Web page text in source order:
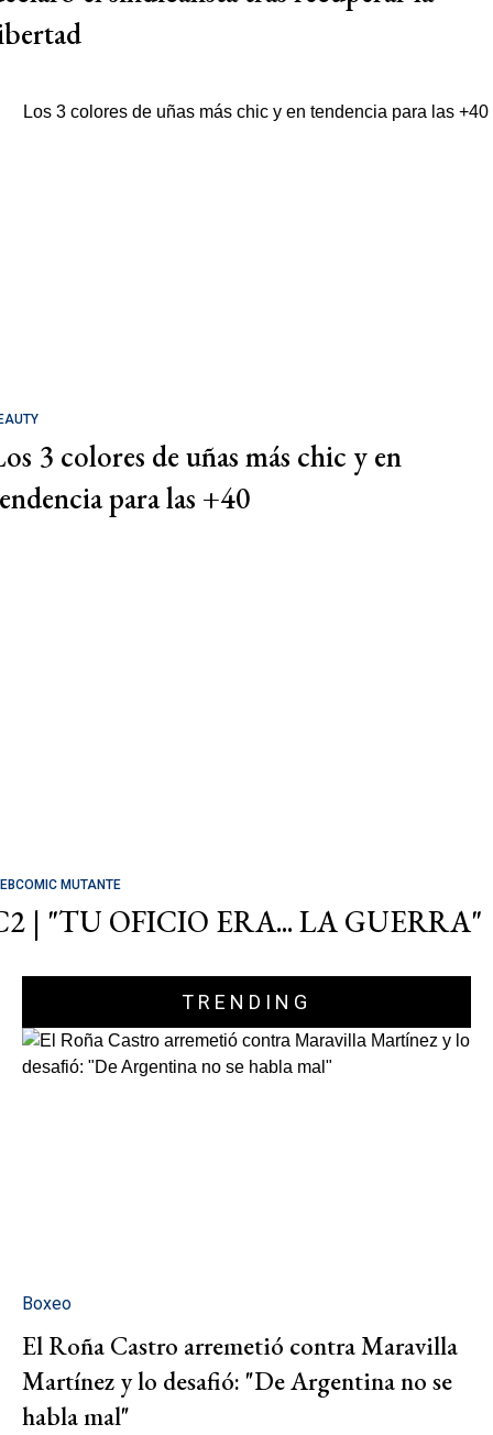
3 colores de uñas más chic y en
para las +40
MUTANTE
| "TU OFICIO ERA... LA GUERRA"
TRENDING
Boxeo
El Roña Castro arremetió contra Maravilla
Martínez y lo desafió: "De Argentina no se
habla mal"